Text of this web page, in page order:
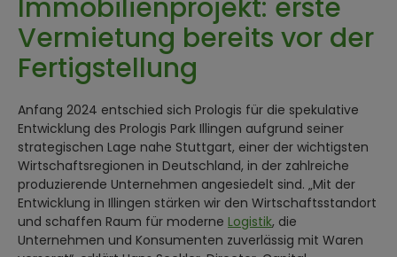
Immobilienprojekt: erste
Vermietung bereits vor der
Fertigstellung
Anfang 2024 entschied sich Prologis für die spekulative
Entwicklung des Prologis Park Illingen aufgrund seiner
strategischen Lage nahe Stuttgart, einer der wichtigsten
Wirtschaftsregionen in Deutschland, in der zahlreiche
produzierende Unternehmen angesiedelt sind. „Mit der
Entwicklung in Illingen stärken wir den Wirtschaftsstandort
und schaffen Raum für moderne Logistik, die
Unternehmen und Konsumenten zuverlässig mit Waren